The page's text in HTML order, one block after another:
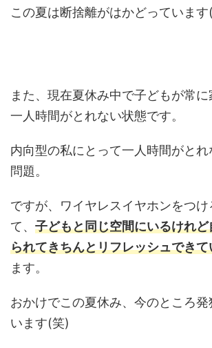
この夏は断捨離がはかどっています
また、現在夏休み中で子どもが常に
一人時間がとれない状態です。
内向型の私にとって一人時間がと
問題。
ですが、ワイヤレスイヤホンをつけ
て、 子どもと同じ空間にいるけれ
られてきちんとリフレッシュできて
ます。
おかけでこの夏休み、今のところ
います(笑)